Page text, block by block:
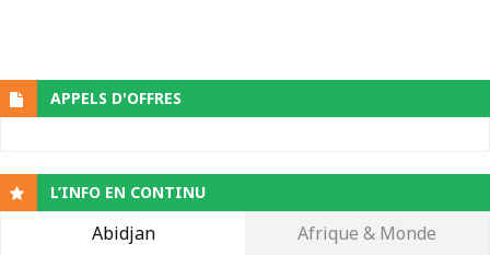
APPELS D'OFFRES
L’INFO EN CONTINU
Abidjan Afrique & Monde